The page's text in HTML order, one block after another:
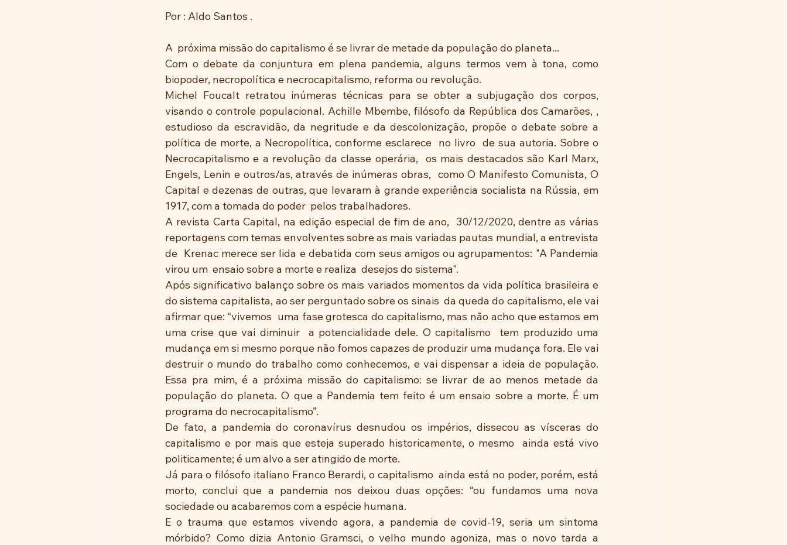
Por : Aldo Santos .
A  próxima missão do capitalismo é se livrar de metade da população do planeta...
Com o debate da conjuntura em plena pandemia, alguns termos vem à tona, como
biopoder, necropolítica e necrocapitalismo, reforma ou revolução.
Michel Foucalt retratou inúmeras técnicas para se obter a subjugação dos corpos,
visando o controle populacional. Achille Mbembe, filósofo da República dos Camarões, ,
estudioso da escravidão, da negritude e da descolonização, propõe o debate sobre a
política de morte, a Necropolítica, conforme esclarece  no livro  de sua autoria. Sobre o
Necrocapitalismo e a revolução da classe operária,  os mais destacados são Karl Marx,
Engels, Lenin e outros/as, através de inúmeras obras,  como O Manifesto Comunista, O
Capital e dezenas de outras, que levaram à grande experiência socialista na Rússia, em
1917, com a tomada do poder  pelos trabalhadores.
A revista Carta Capital, na edição especial de fim de ano,  30/12/2020, dentre as várias
reportagens com temas envolventes sobre as mais variadas pautas mundial, a entrevista
de  Krenac merece ser lida e debatida com seus amigos ou agrupamentos: "A Pandemia
virou um  ensaio sobre a morte e realiza  desejos do sistema".
Após significativo balanço sobre os mais variados momentos da vida política brasileira e
do sistema capitalista, ao ser perguntado sobre os sinais  da queda do capitalismo, ele vai
afirmar que: “vivemos  uma fase grotesca do capitalismo, mas não acho que estamos em
uma crise que vai diminuir  a potencialidade dele. O capitalismo  tem produzido uma
mudança em si mesmo porque não fomos capazes de produzir uma mudança fora. Ele vai
destruir o mundo do trabalho como conhecemos, e vai dispensar a ideia de população.
Essa pra mim, é a próxima missão do capitalismo: se livrar de ao menos metade da
população do planeta. O que a Pandemia tem feito é um ensaio sobre a morte. É um
programa do necrocapitalismo”.
De fato, a pandemia do coronavírus desnudou os impérios, dissecou as vísceras do
capitalismo e por mais que esteja superado historicamente, o mesmo  ainda está vivo
politicamente; é um alvo a ser atingido de morte.
Já para o filósofo italiano Franco Berardi, o capitalismo  ainda está no poder, porém, está
morto, conclui que a pandemia nos deixou duas opções: “ou fundamos uma nova
sociedade ou acabaremos com a espécie humana.
E o trauma que estamos vivendo agora, a pandemia de covid-19, seria um sintoma
mórbido? Como dizia Antonio Gramsci, o velho mundo agoniza, mas o novo tarda a